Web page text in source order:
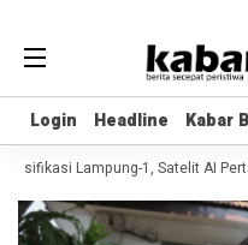
Login Headline Kabar
Login Headline Kabar
Lampung-1, Satelit AI